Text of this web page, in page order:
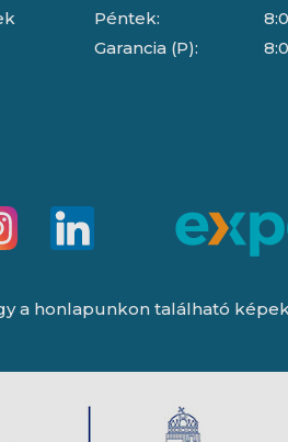
Péntek:
Garancia (P):
a honlapunkon található